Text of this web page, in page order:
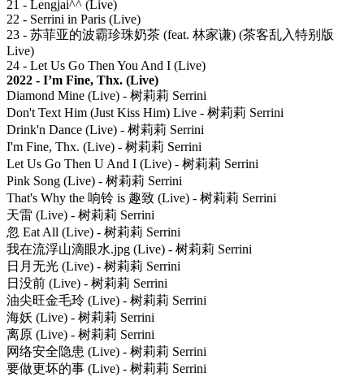
21 - Lengjai^^ (Live)
22 - Serrini in Paris (Live)
23 - 苏菲亚的波霸珍珠奶茶 (feat. 林家谦) (茶客乱入特别版
Live)
24 - Let Us Go Then You And I (Live)
2022 - I’m Fine, Thx. (Live)
Diamond Mine (Live) - 树莉莉 Serrini
Don't Text Him (Just Kiss Him) Live - 树莉莉 Serrini
Drink'n Dance (Live) - 树莉莉 Serrini
I'm Fine, Thx. (Live) - 树莉莉 Serrini
Let Us Go Then U And I (Live) - 树莉莉 Serrini
Pink Song (Live) - 树莉莉 Serrini
That's Why the 响铃 is 趣致 (Live) - 树莉莉 Serrini
天雷 (Live) - 树莉莉 Serrini
忽 Eat All (Live) - 树莉莉 Serrini
我在流浮山滴眼水.jpg (Live) - 树莉莉 Serrini
日月无光 (Live) - 树莉莉 Serrini
日没前 (Live) - 树莉莉 Serrini
油尖旺金毛玲 (Live) - 树莉莉 Serrini
海妖 (Live) - 树莉莉 Serrini
离原 (Live) - 树莉莉 Serrini
网络安全隐患 (Live) - 树莉莉 Serrini
要做更坏的事 (Live) - 树莉莉 Serrini